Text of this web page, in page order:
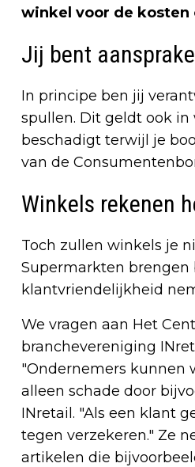
winkel voor de kosten
Jij bent
In principe ben jij
spullen. Dit geldt ook in
beschadigt terwijl je
van de
Winkels rekenen
Toch zullen winkels je
Supermarkten
klantvriendelijkheid
We vragen aan Het
branchevereniging
"Ondernemers kunnen
alleen schade door
INretail. "Als een klant
tegen verzekeren." Ze
artikelen die